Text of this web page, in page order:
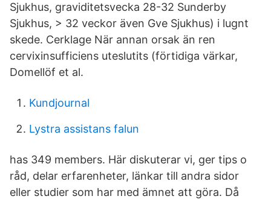
Sjukhus, graviditetsvecka 28-32 Sunderby
Sjukhus, > 32 veckor även Gve Sjukhus) i lugnt
skede. Cerklage När annan orsak än ren
cervixinsufficiens uteslutits (förtidiga värkar,
Domellöf et al.
Kundjournal
Lystra assistans falun
has 349 members. Här diskuterar vi, ger tips o
råd, delar erfarenheter, länkar till andra sidor
eller studier som har med ämnet att göra. Då